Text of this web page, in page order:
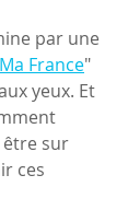
par une
Ma France"
yeux. Et
sur
ces